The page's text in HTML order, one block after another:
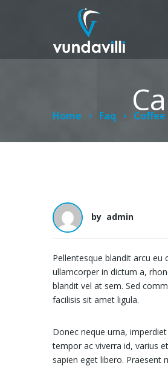
Home Faq
by admin
Pellentesque blandit arcu
ullamcorper in dictum a,
blandit vel at sem. Sed
facilisis sit amet ligula.
Donec neque urna,
tempor ac viverra id, varius
sapien eget libero. Praesent